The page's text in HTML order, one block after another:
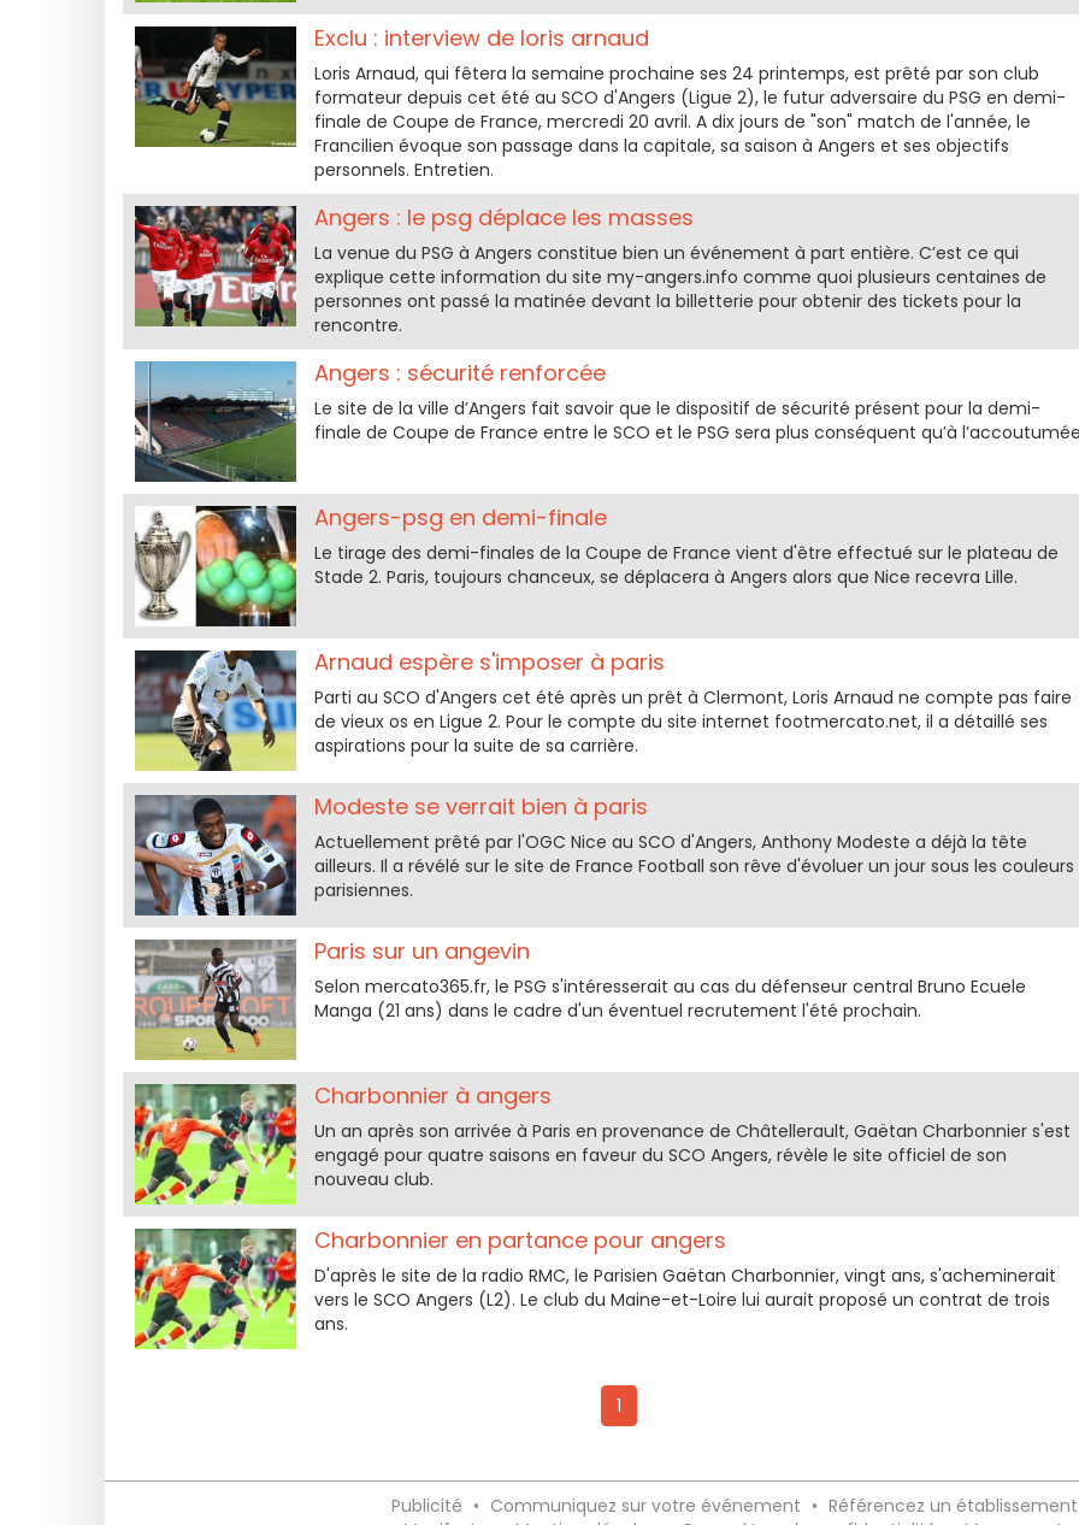
Exclu : interview de loris arnaud
Loris Arnaud, qui fêtera la semaine prochaine ses 24 printemps, est prêté par son club
formateur depuis cet été au SCO d'Angers (Ligue 2), le futur adversaire du PSG en demi-
finale de Coupe de France, mercredi 20 avril. A dix jours de "son" match de l'année, le
Francilien évoque son passage dans la capitale, sa saison à Angers et ses objectifs
personnels. Entretien.
Angers : le psg déplace les masses
La venue du PSG à Angers constitue bien un événement à part entière. C’est ce qui
explique cette information du site my-angers.info comme quoi plusieurs centaines de
personnes ont passé la matinée devant la billetterie pour obtenir des tickets pour la
rencontre.
Angers : sécurité renforcée
Le site de la ville d’Angers fait savoir que le dispositif de sécurité présent pour la demi-
finale de Coupe de France entre le SCO et le PSG sera plus conséquent qu’à
Angers-psg en demi-finale
Le tirage des demi-finales de la Coupe de France vient d'être effectué sur le plateau de
Stade 2. Paris, toujours chanceux, se déplacera à Angers alors que Nice recevra Lille.
Arnaud espère s'imposer à paris
Parti au SCO d'Angers cet été après un prêt à Clermont, Loris Arnaud ne compte pas faire
de vieux os en Ligue 2. Pour le compte du site internet footmercato.net, il a détaillé ses
aspirations pour la suite de sa carrière.
Modeste se verrait bien à paris
Actuellement prêté par l'OGC Nice au SCO d'Angers, Anthony Modeste a déjà la tête
ailleurs. Il a révélé sur le site de France Football son rêve d'évoluer un jour sous les couleurs
parisiennes.
Paris sur un angevin
Selon mercato365.fr, le PSG s'intéresserait au cas du défenseur central Bruno Ecuele
Manga (21 ans) dans le cadre d'un éventuel recrutement l'été prochain.
Charbonnier à angers
Un an après son arrivée à Paris en provenance de Châtellerault, Gaëtan Charbonnier s'est
engagé pour quatre saisons en faveur du SCO Angers, révèle le site officiel de son
nouveau club.
Charbonnier en partance pour angers
D'après le site de la radio RMC, le Parisien Gaëtan Charbonnier, vingt ans, s'acheminerait
vers le SCO Angers (L2). Le club du Maine-et-Loire lui aurait proposé un contrat de trois
ans.
1
Publicité • Communiquez sur votre événement • Référencez un établissement